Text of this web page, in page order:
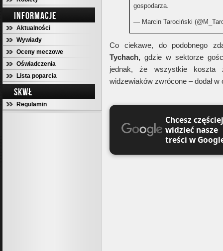
INFORMACJE
Aktualności
Wywiady
Oceny meczowe
Oświadczenia
Lista poparcia
SKWŁ
Regulamin
gospodarza.
— Marcin Tarociński
Co ciekawe, do podobnego
Tychach, gdzie w sektorze
jednak, że wszystkie koszta
widzewiaków zwrócone – dodał
Chcesz częściej
widzieć nasze
treści w